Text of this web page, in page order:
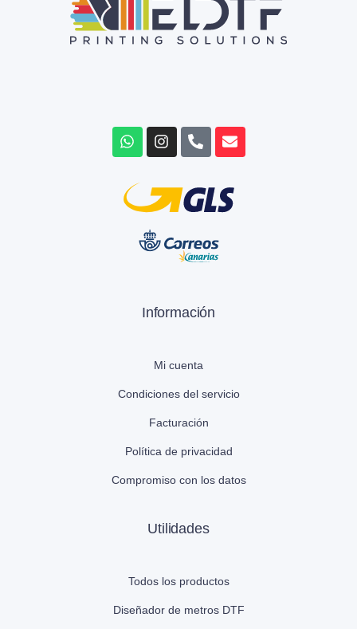
Información
Mi cuenta
Condiciones del servicio
Facturación
Política de privacidad
Compromiso con los datos
Utilidades
Todos los productos
Diseñador de metros DTF